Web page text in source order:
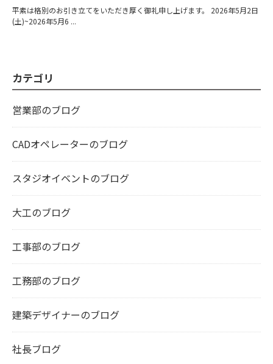
平素は格別のお引き立てをいただき厚く御礼申し上げます。 2026年5月2日
(土)~2026年5月6 ...
カテゴリ
営業部のブログ
CADオペレーターのブログ
スタジオイベントのブログ
大工のブログ
工事部のブログ
工務部のブログ
建築デザイナーのブログ
社長ブログ